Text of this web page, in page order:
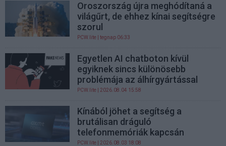
Oroszország újra meghódítaná a
világűrt, de ehhez kínai segítségre
szorul
PCW.lite | tegnap 06:33
Egyetlen AI chatboton kívül
egyiknek sincs különösebb
problémája az álhírgyártással
PCW.lite | 2026.08.04 15:58
Kínából jöhet a segítség a
brutálisan dráguló
telefonmemóriák kapcsán
PCW.lite | 2026.08.03 18:08